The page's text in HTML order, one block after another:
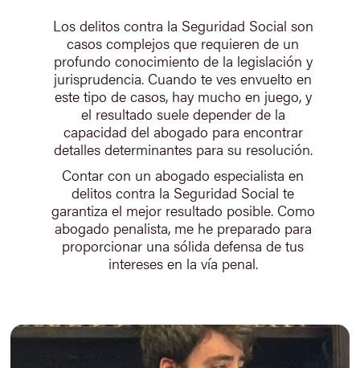
Los delitos contra la Seguridad Social son
casos complejos que requieren de un
profundo conocimiento de la legislación y
jurisprudencia. Cuando te ves envuelto en
este tipo de casos, hay mucho en juego, y
el resultado suele depender de la
capacidad del abogado para encontrar
detalles determinantes para su resolución.
Contar con un abogado especialista en
delitos contra la Seguridad Social te
garantiza el mejor resultado posible. Como
abogado penalista, me he preparado para
proporcionar una sólida defensa de tus
intereses en la vía penal.